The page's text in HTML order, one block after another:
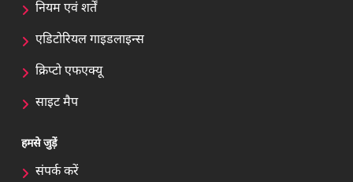
नियम एवं शर्तें
एडिटोरियल गाइडलाइन्स
क्रिप्टो एफएक्यू
साइट मैप
हमसे जुड़ें
संपर्क करें